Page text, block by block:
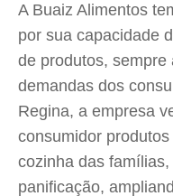
A Buaiz Alimentos
por sua capacidade
de produtos,
demandas dos
Regina, a empresa
consumidor
cozinha das
panificação,